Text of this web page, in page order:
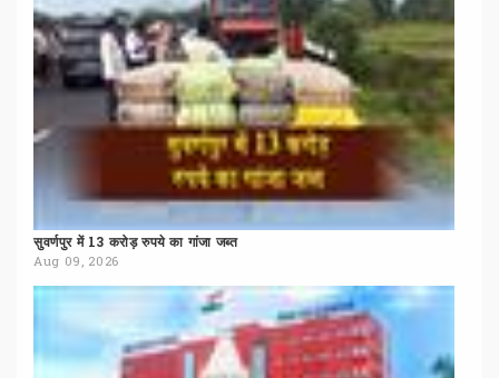
सुवर्णपुर में 13 करोड़ रुपये का गांजा जब्त
Aug 09, 2026